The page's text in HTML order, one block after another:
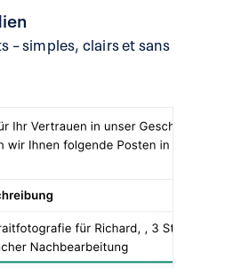
– simples, clairs et sans